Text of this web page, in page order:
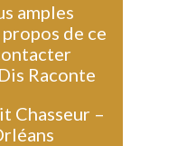
amples
de ce
Raconte
Chasseur –